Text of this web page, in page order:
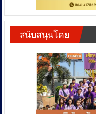
สนับสนุนโดย